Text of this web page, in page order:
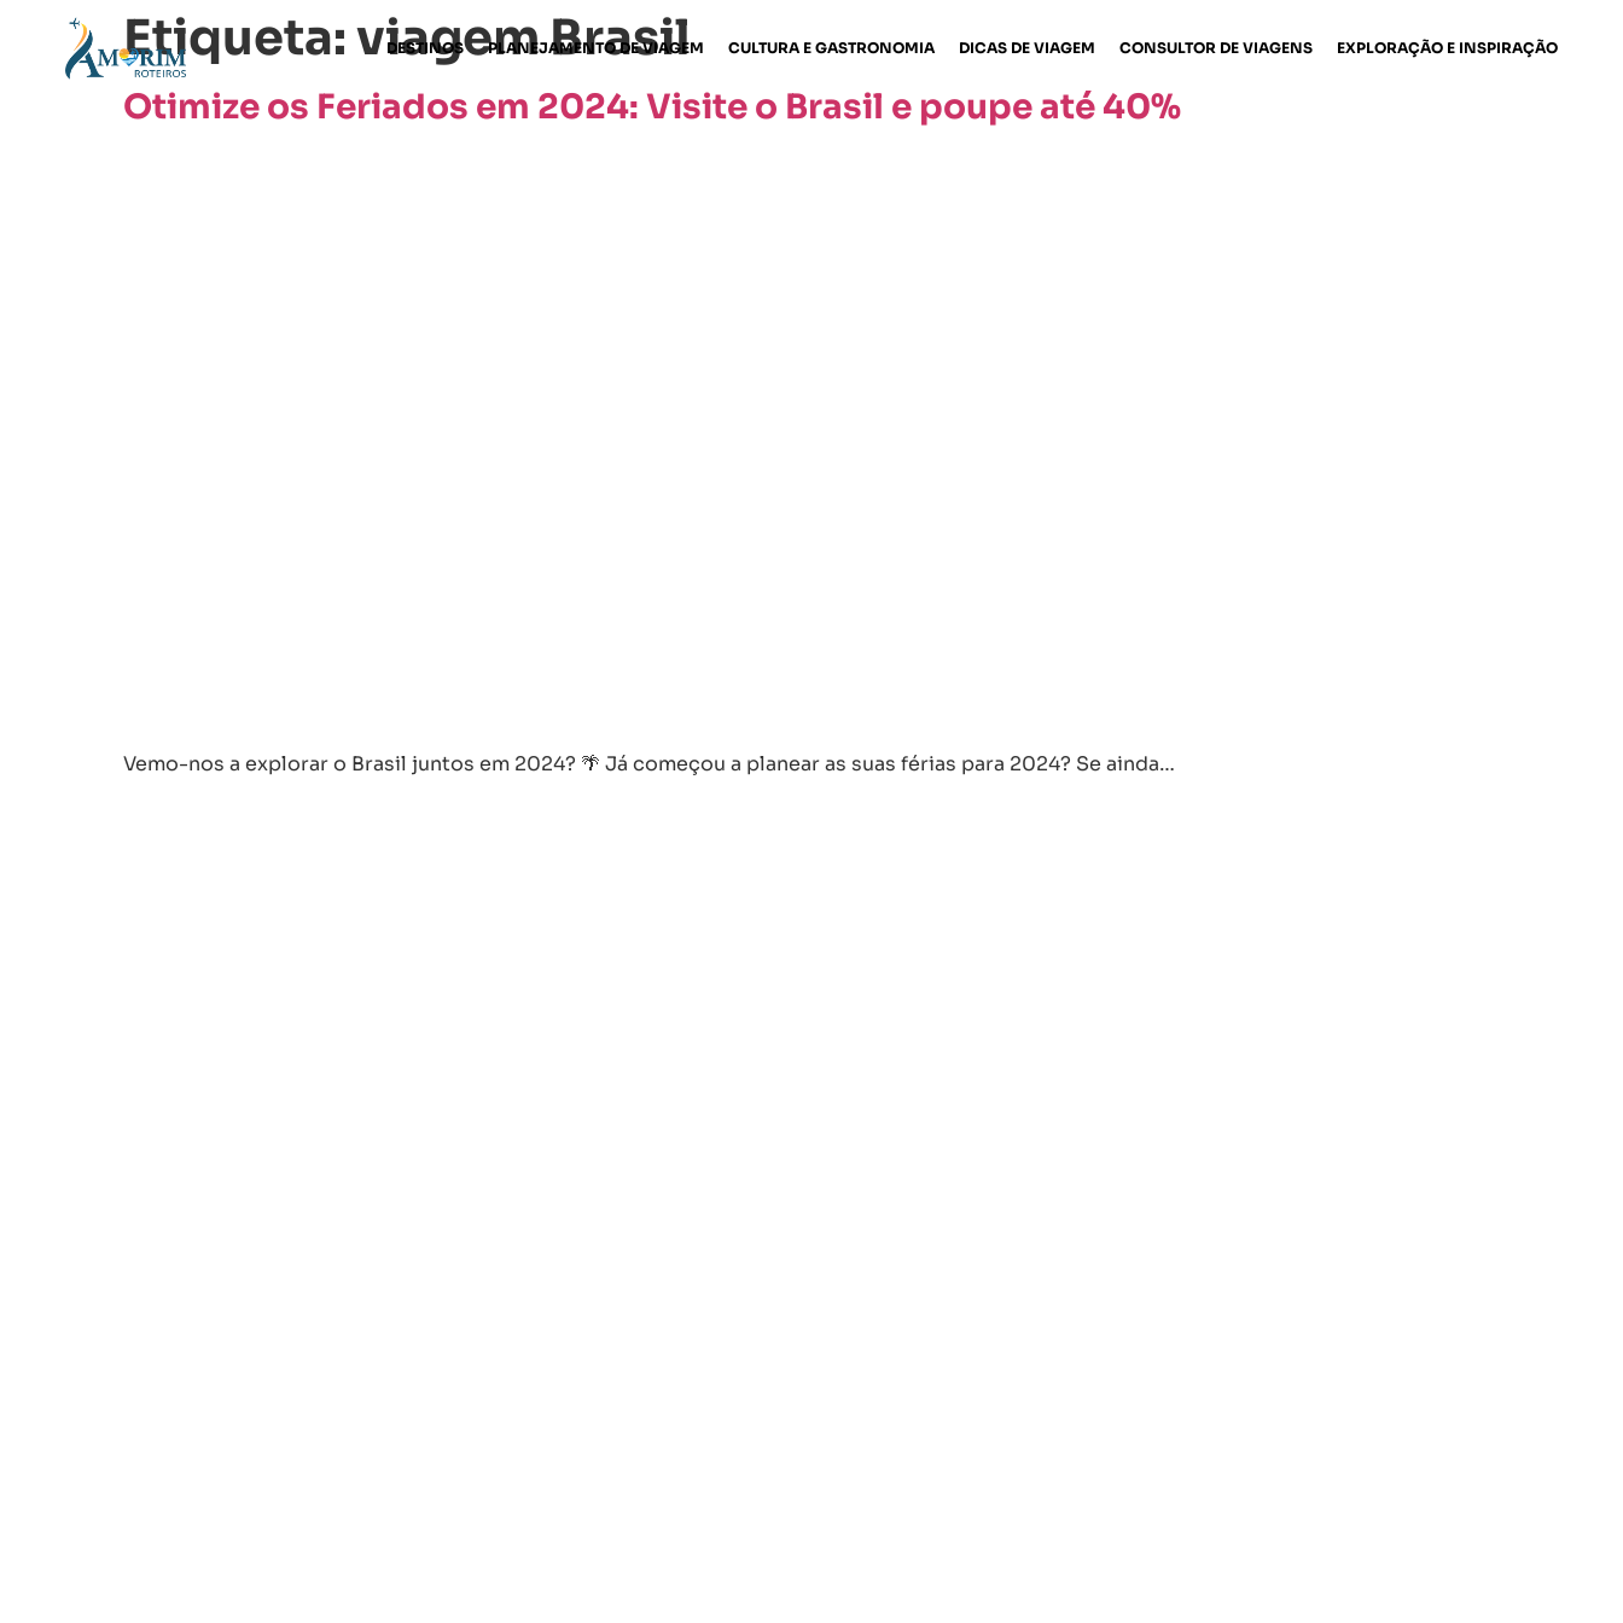
DESTINOS PLANEJAMENTO DE VIAGEM CULTURA E GASTRONOMIA DICAS DE VIAGEM CONSULTOR DE VIAGENS EXPLORAÇÃO E INSPIRAÇÃO
Etiqueta:viagem Brasil
Otimize os Feriados em 2024: Visite o Brasil e poupe até 40%
Vemo-nos a explorar o Brasil juntos em 2024? 🌴 Já começou a planear as suas férias para 2024? Se ainda…